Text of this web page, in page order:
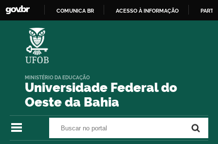
COMUNICA BR ACESSO À INFORMAÇÃO
Universidade Federal do
Oeste da Bahia
MINISTÉRIO DA EDUCAÇÃO